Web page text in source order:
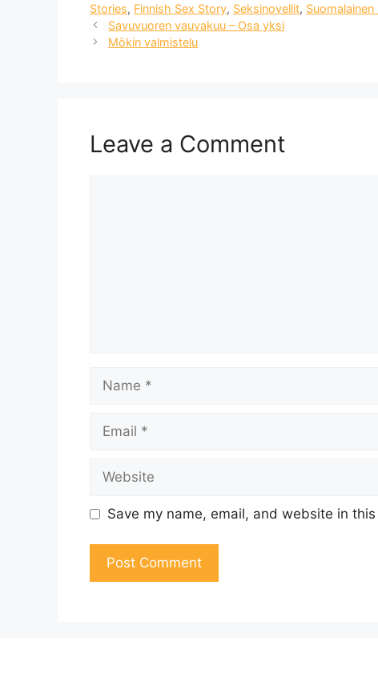
Stories, Finnish Sex Story, Seksinovellit,
Savuvuoren vauvakuu – Osa yksi
Mökin valmistelu
Leave a Comment
Save my name, email, and website in